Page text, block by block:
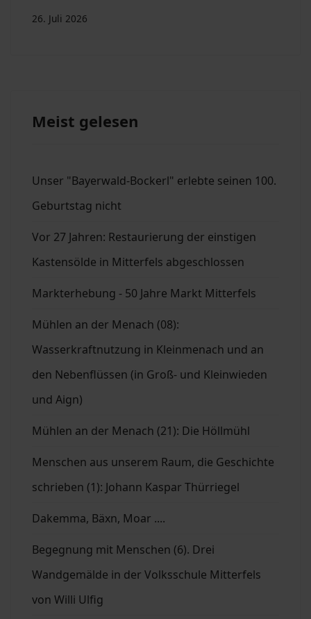
26. Juli 2026
Meist gelesen
Unser "Bayerwald-Bockerl" erlebte seinen 100.
Geburtstag nicht
Vor 27 Jahren: Restaurierung der einstigen
Kastensölde in Mitterfels abgeschlossen
Markterhebung - 50 Jahre Markt Mitterfels
Mühlen an der Menach (08):
Wasserkraftnutzung in Kleinmenach und an
den Nebenflüssen (in Groß- und Kleinwieden
und Aign)
Mühlen an der Menach (21): Die Höllmühl
Menschen aus unserem Raum, die Geschichte
schrieben (1): Johann Kaspar Thürriegel
Dakemma, Bäxn, Moar ....
Begegnung mit Menschen (6). Drei
Wandgemälde in der Volksschule Mitterfels
von Willi Ulfig